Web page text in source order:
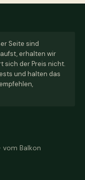
Seite sind
erhalten wir
sich der Preis nicht.
und halten das
vom Balkon